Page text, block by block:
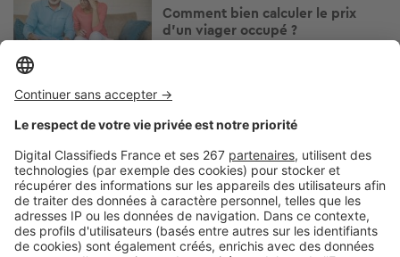
Comment bien calculer le prix
d’un viager occupé ?
Image
Viager
viager occupé ?
Image
Viager